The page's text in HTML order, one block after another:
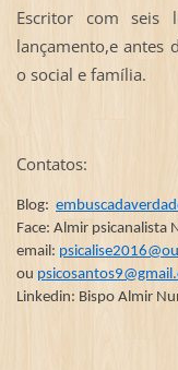
Escritor com seis
lançamento,e antes
o social e família.
Contatos:
Blog:
Face: Almir psicanalista
email:
ou
Linkedin: Bispo Almir